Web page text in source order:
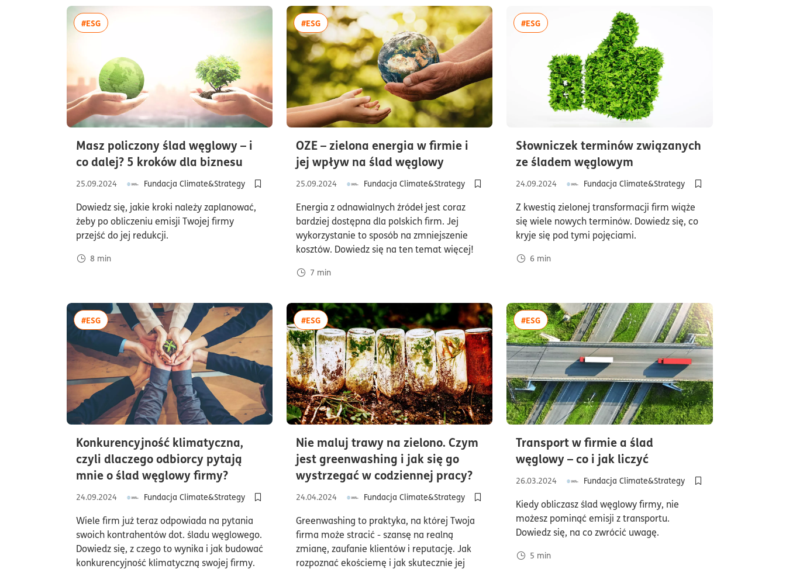
Masz policzony ślad węglowy – i
co dalej? 5 kroków dla biznesu czas czytania8minuty
25.09.2024
Fundacja Climate&Strategy
Dowiedz się, jakie kroki należy zaplanować,
żeby po obliczeniu emisji Twojej firmy
przejść do jej redukcji.
8 min
#ESGwięcej artykułów z tagiem:#ESG
OZE – zielona energia w firmie i
jej wpływ na ślad węglowyczas czytania7minuty
25.09.2024
Fundacja Climate&Strategy
Energia z odnawialnych źródeł jest coraz
bardziej dostępna dla polskich firm. Jej
wykorzystanie to sposób na zmniejszenie
kosztów. Dowiedz się na ten temat więcej!
7 min
#ESGwięcej artykułów z tagiem:#ESG
Słowniczek terminów związanych
ze śladem węglowym
24.09.2024
Fundacja Climate&Strategy
Z kwestią zielonej transformacji firm wiąże
się wiele nowych terminów. Dowiedz się, co
kryje się pod tymi pojęciami.
6 min
#ESGwięcej artykułów z tagiem:#ESG
Konkurencyjność klimatyczna,
czyli dlaczego odbiorcy pytają
mnie o ślad węglowy firmy?czas czytania8minuty
24.09.2024
Fundacja Climate&Strategy
Dodaj do półki/usuń z półki artykuł Konkurencyjność klimatyczna, czyli dlaczego odbiorcy pytają mnie o ślad węglowy firmy?
Wiele firm już teraz odpowiada na pytania
swoich kontrahentów dot. śladu węglowego.
Dowiedz się, z czego to wynika i jak budować
konkurencyjność klimatyczną swojej firmy.
#ESGwięcej artykułów z tagiem:#ESG
Nie maluj trawy na zielono. Czym
jest greenwashing i jak się go
wystrzegać w codziennej pracy?czas czytania8minuty
24.04.2024
Fundacja Climate&Strategy
Dodaj do półki/usuń z półki artykuł Nie maluj trawy na zielono. Czym jest
Greenwashing to praktyka, na której Twoja
firma może stracić - szansę na realną
zmianę, zaufanie klientów i reputację. Jak
rozpoznać ekościemę i jak skutecznie jej
#ESGwięcej artykułów z tagiem:#ESG
Transport w firmie a ślad
węglowy – co i jak liczyćczas czytania5minuty
26.03.2024
Fundacja Climate&Strategy
Kiedy obliczasz ślad węglowy firmy, nie
możesz pominąć emisji z transportu.
Dowiedz się, na co zwrócić uwagę.
5 min
#ESGwięcej artykułów z tagiem:#ESG